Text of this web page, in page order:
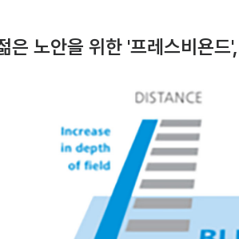
은 노안을 위한 '프레스비욘